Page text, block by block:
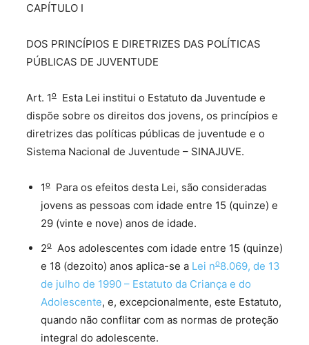
CAPÍTULO I
DOS PRINCÍPIOS E DIRETRIZES DAS POLÍTICAS
PÚBLICAS DE JUVENTUDE
Art. 1oEsta Lei institui o Estatuto da Juventude e
dispõe sobre os direitos dos jovens, os princípios e
diretrizes das políticas públicas de juventude e o
Sistema Nacional de Juventude – SINAJUVE.
1oPara os efeitos desta Lei, são consideradas
jovens as pessoas com idade entre 15 (quinze) e
29 (vinte e nove) anos de idade.
2oAos adolescentes com idade entre 15 (quinze)
e 18 (dezoito) anos aplica-se a Lei no8.069, de 13
de julho de 1990 – Estatuto da Criança e do
Adolescente, e, excepcionalmente, este Estatuto,
quando não conflitar com as normas de proteção
integral do adolescente.